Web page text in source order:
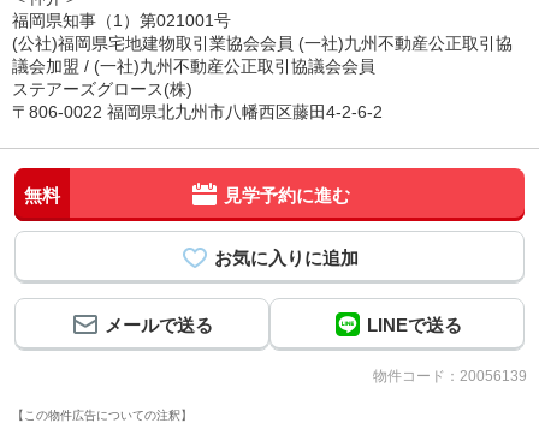
福岡県知事（1）第021001号
(公社)福岡県宅地建物取引業協会会員 (一社)九州不動産公正取引協
議会加盟 / (一社)九州不動産公正取引協議会会員
ステアーズグロース(株)
〒806-0022 福岡県北九州市八幡西区藤田4-2-6-2
無料 見学予約に進む
メールで送る LINEで送る
物件コード：20056139
【この物件広告についての注釈】